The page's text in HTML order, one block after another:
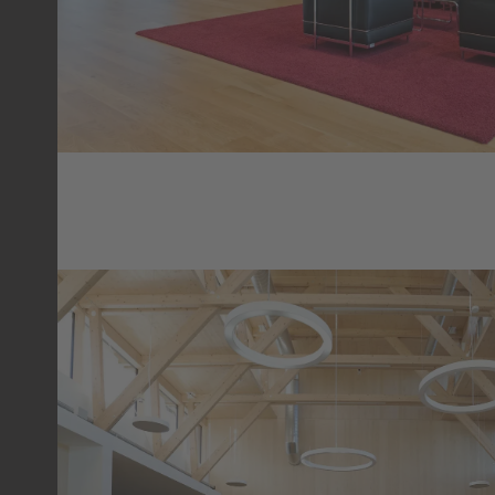
TOURISMUSSCHULEN
ÖFFENTLICHES GEBÄUDE
KIESSHEIM